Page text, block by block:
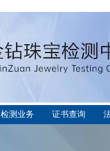
检测业务 证书查询